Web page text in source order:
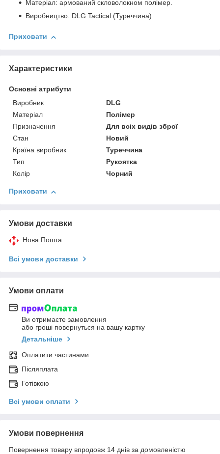
Матеріал: армований скловолокном полімер.
Виробництво: DLG Tactical (Туреччина)
Приховати
Характеристики
Основні атрибути
Виробник
DLG
Матеріал
Полімер
Призначення
Для всіх видів зброї
Стан
Новий
Країна виробник
Туреччина
Тип
Рукоятка
Колір
Чорний
Приховати
Умови доставки
Нова Пошта
Всі умови доставки
Умови оплати
Ви отримаєте замовлення
або гроші повернуться на вашу картку
Детальніше
Оплатити частинами
Післяплата
Готівкою
Всі умови оплати
Умови повернення
Повернення товару впродовж 14 днів за домовленістю